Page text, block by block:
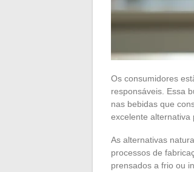
Os consumidores
responsáveis. Essa
nas bebidas que
excelente alternativa
As alternativas
processos de
prensados a frio ou